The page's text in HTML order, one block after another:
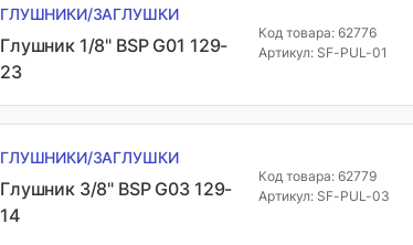
ГЛУШНИКИ/ЗАГЛУШКИ
Глушник 1/8" BSP G01 129-
23
Код товара: 62776
Артикул: SF-PUL-01
ГЛУШНИКИ/ЗАГЛУШКИ
Глушник 3/8" BSP G03 129-
14
Код товара: 62779
Артикул: SF-PUL-03